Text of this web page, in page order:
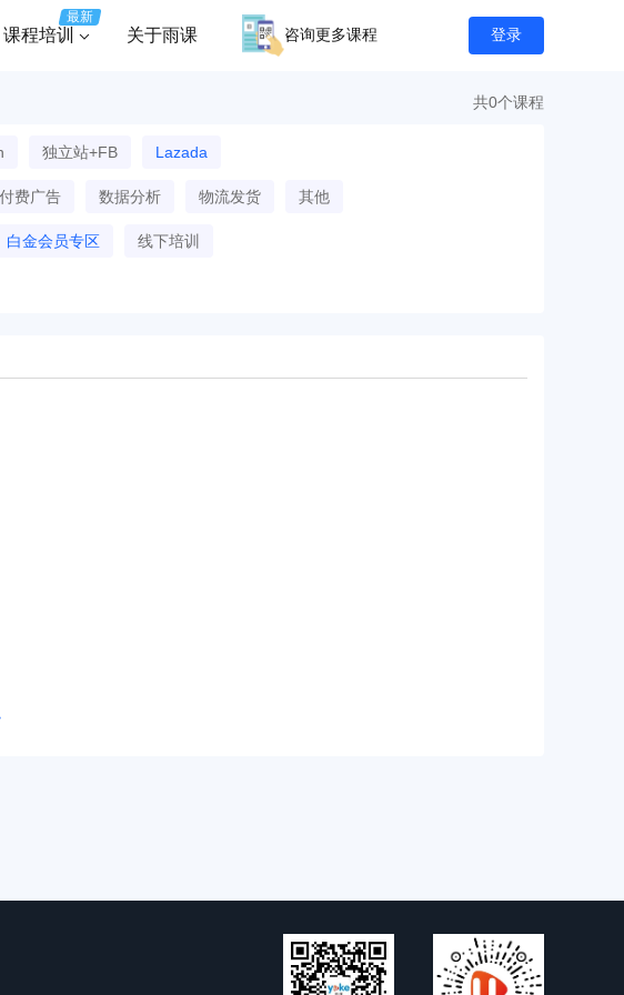
课程培训
最新
关于雨课 咨询更多课程 登录
共0个课程
独立站+FB Lazada
付费广告 数据分析 物流发货 其他
白金会员专区 线下培训